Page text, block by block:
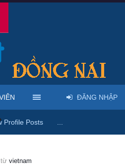
eiplgames
từ vietnam
Profile Posts
ĐĂNG NHẬP